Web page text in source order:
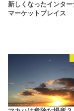
新しくなったインタ
マーケットプレイス